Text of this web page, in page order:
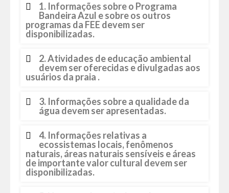
1. Informações sobre o Programa
Bandeira Azul e sobre os outros
programas da FEE devem ser
disponibilizadas.
2. Atividades de educação ambiental
devem ser oferecidas e divulgadas aos
usuários da praia .
3. Informações sobre a qualidade da
água devem ser apresentadas.
4. Informações relativas a
ecossistemas locais, fenômenos
naturais, áreas naturais sensíveis e áreas
de importante valor cultural devem ser
disponibilizadas.